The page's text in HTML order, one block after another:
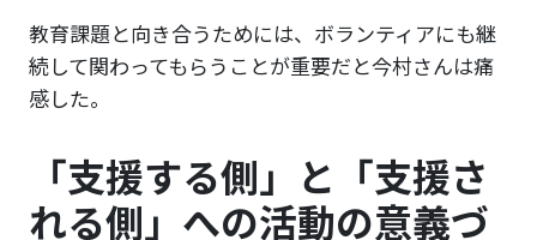
教育課題と向き合うためには、ボランティアにも継
続して関わってもらうことが重要だと今村さんは痛
感した。
「支援する側」と「支援さ
れる側」への活動の意義づ